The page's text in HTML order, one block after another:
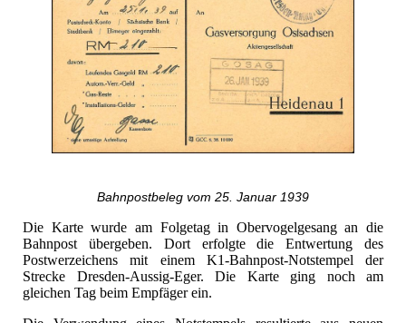
Bahnpostbeleg vom 25. Januar 1939
Die Karte wurde am Folgetag in Obervogelgesang an die
Bahnpost übergeben. Dort erfolgte die Entwertung des
Postwerzeichens mit einem K1-Bahnpost-Notstempel der
Strecke Dresden-Aussig-Eger. Die Karte ging noch am
gleichen Tag beim Empfäger ein.